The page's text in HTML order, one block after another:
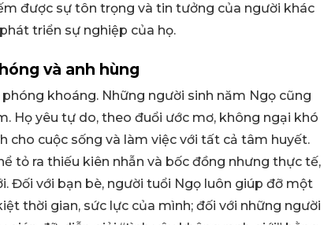
được sự tôn trọng và tin tưởng của người khác
triển sự nghiệp của họ.
và anh hùng
khoáng. Những người sinh năm Ngọ cũng
Họ yêu tự do, theo đuổi ước mơ, không ngại khó
cho cuộc sống và làm việc với tất cả tâm huyết.
tỏ ra thiếu kiên nhẫn và bốc đồng nhưng thực tế,
Đối với bạn bè, người tuổi Ngọ luôn giúp đỡ một
thời gian, sức lực của mình; đối với những người